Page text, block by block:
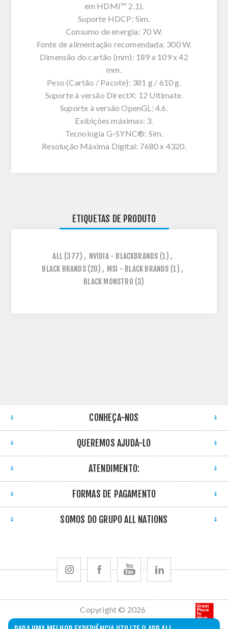
em HDMI™ 2.1).
Suporte HDCP: Sim.
Consumo de energia: 70 W.
Fonte de alimentação recomendada: 300 W.
Dimensão do cartão (mm): 189 x 109 x 42
mm.
Peso (Cartão / Pacote): 381 g / 610 g.
Suporte à versão DirectX: 12 Ultimate.
Suporte à versão OpenGL: 4.6.
Exibições máximas: 3.
Tecnologia G-SYNC®: Sim.
Resolução Máxima Digital: 7680 x 4320.
ETIQUETAS DE PRODUTO
ALL (377) , NVIDIA - BLACKBRANDS (1) ,
BLACK BRANDS (20) , MSI - BLACK BRANDS (1) ,
BLACK MONSTRO (3)
CONHEÇA-NOS
QUEREMOS AJUDÁ-LO
ATENDIMENTO:
FORMAS DE PAGAMENTO
SOMOS DO GRUPO ALL NATIONS
Copyright © 2026
All Nations. Todos